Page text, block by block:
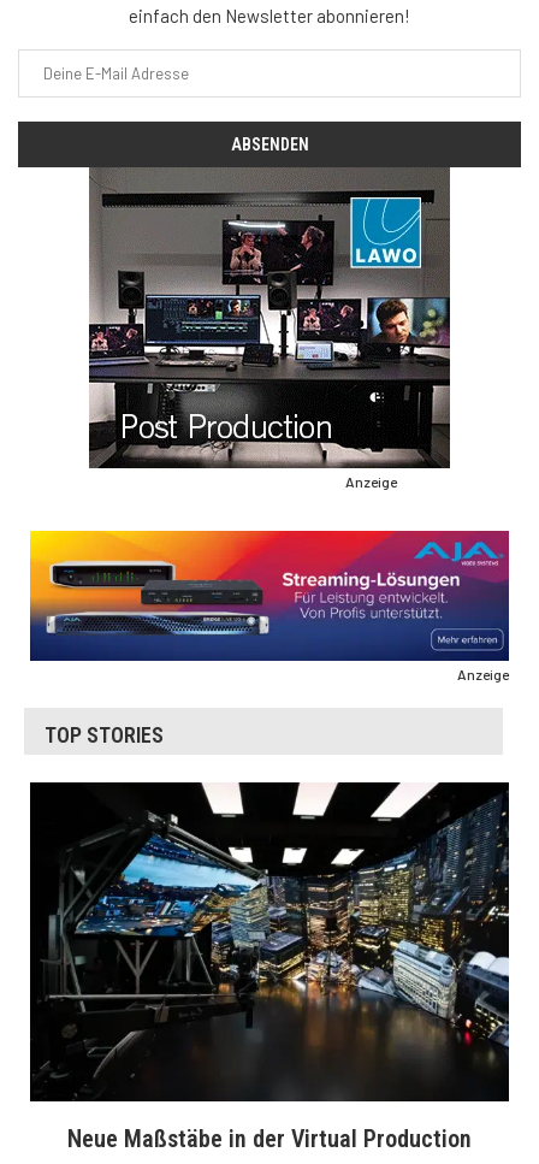
einfach den Newsletter abonnieren!
Anzeige
Anzeige
TOP STORIES
Neue Maßstäbe in der Virtual Production